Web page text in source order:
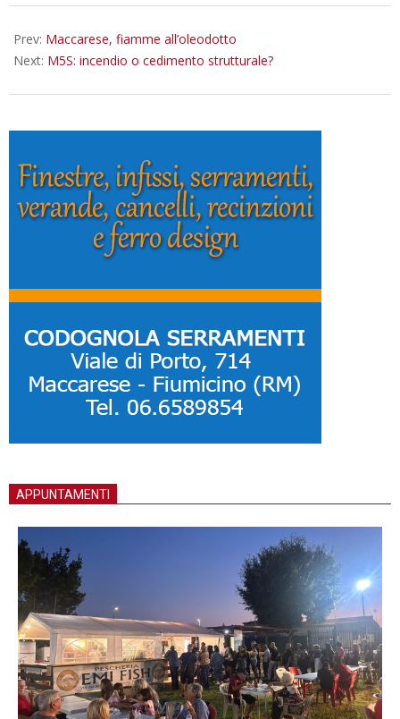
Prev: Maccarese, fiamme all’oleodotto
Next: M5S: incendio o cedimento strutturale?
APPUNTAMENTI